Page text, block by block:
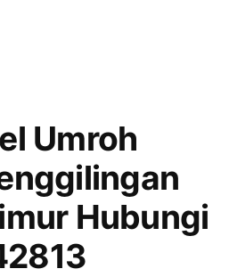
Umroh
Hubungi